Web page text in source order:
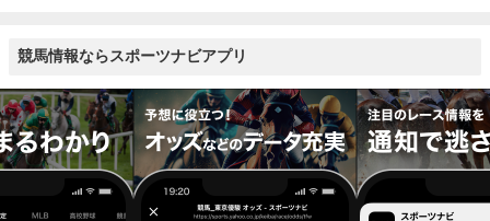
競馬情報ならスポーツナビアプリ